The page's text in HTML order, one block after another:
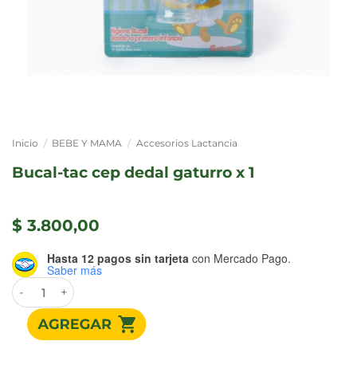
Inicio / BEBE Y MAMA / Accesorios Lactancia
bucal-tac cep dedal gaturro x 1
$ 3.800,00
Hasta 12 pagos sin tarjeta con Mercado Pago.
Saber más
BUCAL-TAC CEP DEDAL GATURRO X 1 cantidad